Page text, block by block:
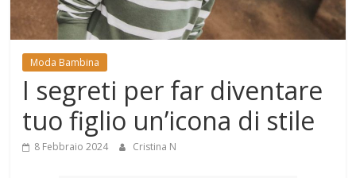
Mondo
Moda Bambina
I segreti per far diventare
tuo figlio un’icona di stile
8 Febbraio 2024 Cristina N